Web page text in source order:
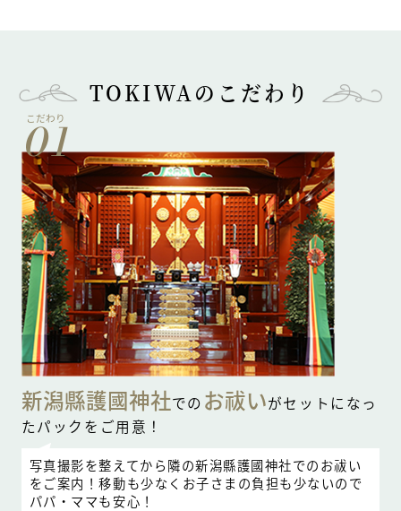
TOKIWAのこだわり
こだわり
01
新潟縣護國神社での お祓いがセットになっ
たパックをご用意！
写真撮影を整えてから隣の新潟縣護國神社でのお祓い
をご案内！移動も少なくお子さまの負担も少ないので
パパ・ママも安心！